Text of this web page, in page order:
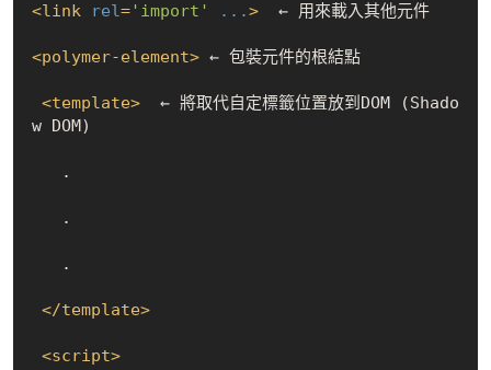
<link rel='import' ...>
  ← 用來載入其他元件
<polymer-element> ← 包裝元件的根結點
<template>
  ← 將取代自定標籤位置放到DOM (Shado
w DOM)
</template>
<script>